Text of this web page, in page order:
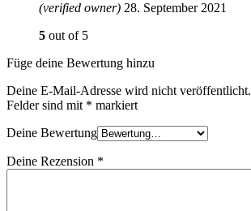
(verified owner) 28. September 2021
5 out of 5
Füge deine Bewertung hinzu
Deine E-Mail-Adresse wird nicht veröffentlicht.
Felder sind mit * markiert
Deine Bewertung
Deine Rezension *